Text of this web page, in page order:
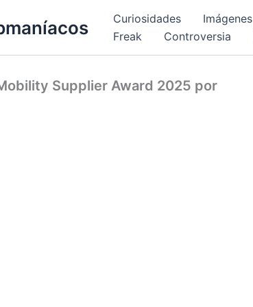
Curiosidades Imágenes
Freak
Controversia
Supplier Award 2025 por